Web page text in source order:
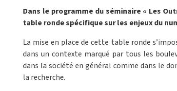
Dans le programme du séminaire « Les
table ronde spécifique sur les enjeux du
La mise en place de cette table ronde
dans un contexte marqué par tous les
dans la société en général comme dans le
la recherche.